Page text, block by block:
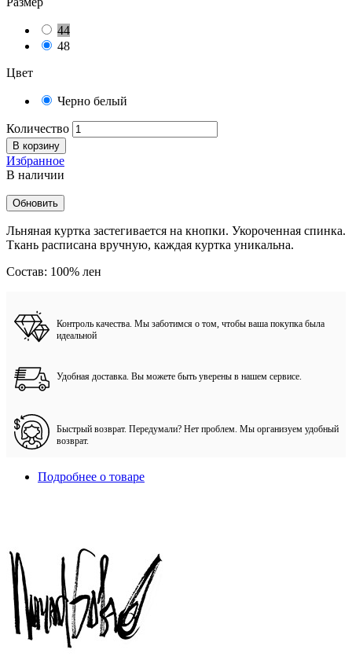
44
48
Цвет
Черно белый
Количество
В корзину
Избранное
В наличии
Льняная куртка застегивается на кнопки. Укороченная спинка.
Ткань расписана вручную, каждая куртка уникальна.
Состав: 100% лен
Контроль качества. Мы заботимся о том, чтобы ваша покупка была
идеальной
Удобная доставка. Вы можете быть уверены в нашем сервисе.
Быстрый возврат. Передумали? Нет проблем. Мы организуем удобный
возврат.
Подробнее о товаре